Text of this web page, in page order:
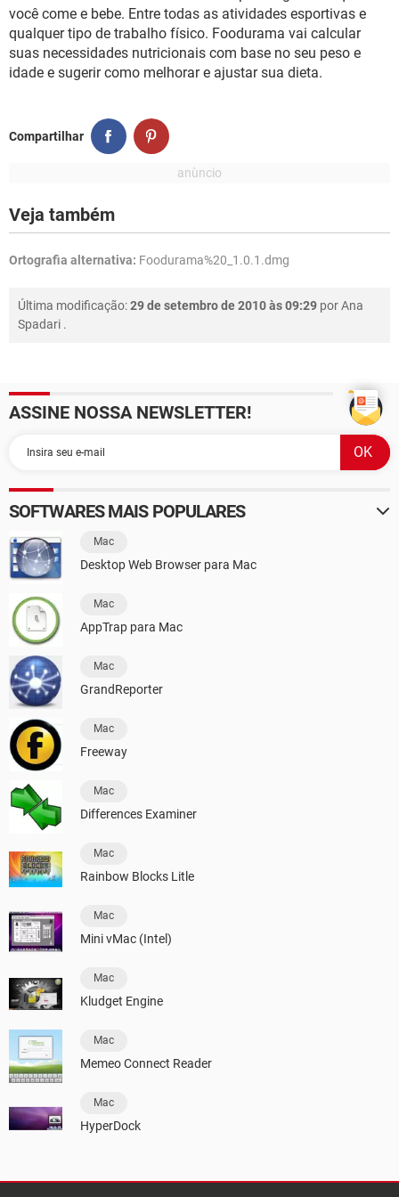
GUIA DE COMPRAS
você come e bebe. Entre todas as atividades esportivas e
qualquer tipo de trabalho físico. Foodurama vai calcular
suas necessidades nutricionais com base no seu peso e
idade e sugerir como melhorar e ajustar sua dieta.
Compartilhar
Veja também
Ortografia alternativa: Foodurama%20_1.0.1.dmg
Última modificação:29 de setembro de 2010 às 09:29 porAna
Spadari .
ASSINE NOSSA NEWSLETTER!
SOFTWARES MAIS POPULARES
Mac
Desktop Web Browser para Mac
Mac
AppTrap para Mac
Mac
GrandReporter
Mac
Freeway
Mac
Differences Examiner
Mac
Rainbow Blocks Litle
Mac
Mini vMac (Intel)
Mac
Kludget Engine
Mac
Memeo Connect Reader
Mac
HyperDock